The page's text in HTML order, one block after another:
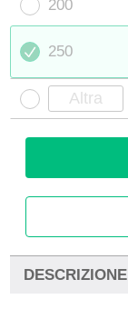
200
250
DESCRIZIONE